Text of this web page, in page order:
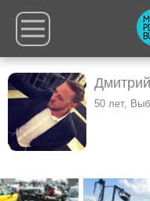
50 лет,